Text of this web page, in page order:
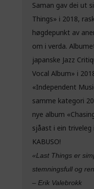
Saman gav dei ut
Things» i 2018,
høgdepunkt av
om i verda.
japanske Jazz
Vocal Album» i
«Independent
samme kategori
nye album
sjåast i ein
KABUSO!
«Last Things er
stemningsfull og
– Erik Valebrokk